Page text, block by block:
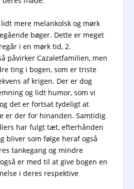
mere melankolsk og mørk
bøger. Dette er meget
i en mørk tid, 2.
påvirker Cazaletfamilien, men
ting i bogen, som er triste
af krigen. Der er dog
og lidt humor, som vi
det er fortsat tydeligt at
er der for hinanden. Samtidig
har fulgt tæt, efterhånden
bliver som følge heraf også
tankegang og mindre
er med til at give bogen en
i deres respektive